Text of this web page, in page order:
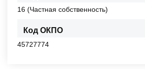
16 (Частная собственность)
Код ОКПО
45727774